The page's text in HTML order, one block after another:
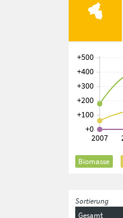
Biomasse
Sortierung
Gesamt